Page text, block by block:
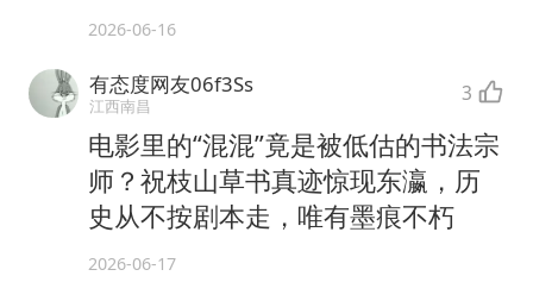
2026-06-16
有态度网友06f3Ss
江西南昌 3
电影里的“混混”竟是被低估的书法宗
师？祝枝山草书真迹惊现东瀛，历
史从不按剧本走，唯有墨痕不朽
2026-06-17